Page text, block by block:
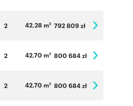
2 42,28 m2 792 809 zł
2 42,70 m2 800 684 zł
2 42,70 m2 800 684 zł